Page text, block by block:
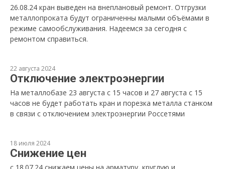
26.08.24 кран выведен на внеплановый ремонт. Отгрузки
металлопроката будут ограниченны малыми объёмами в
режиме самообслуживания. Надеемся за сегодня с
ремонтом справиться.
22 августа 2024
Отключение электроэнергии
На металлобазе 23 августа с 15 часов и 27 августа с 15
часов не будет работать кран и порезка металла станком
в связи с отключением электроэнергии Россетями
18 июля 2024
Снижение цен